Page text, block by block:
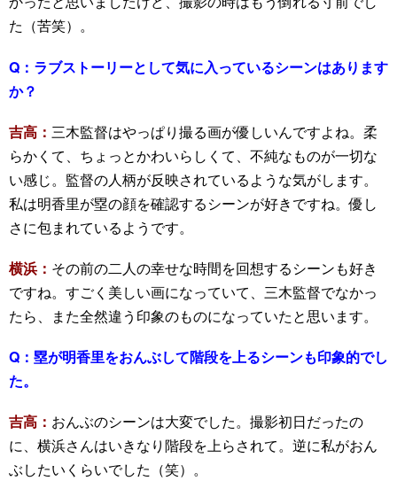
た（苦笑）。
Q： ラブストーリーとして気に入っているシーンはあります
か？
吉高： 三木監督はやっぱり撮る画が優しいんですよね。柔
らかくて、ちょっとかわいらしくて、不純なものが一切な
い感じ。監督の人柄が反映されているような気がします。
私は明香里が塁の顔を確認するシーンが好きですね。優し
さに包まれているようです。
横浜： その前の二人の幸せな時間を回想するシーンも好き
ですね。すごく美しい画になっていて、三木監督でなかっ
たら、また全然違う印象のものになっていたと思います。
Q： 塁が明香里をおんぶして階段を上るシーンも印象的でし
た。
吉高： おんぶのシーンは大変でした。撮影初日だったの
に、横浜さんはいきなり階段を上らされて。逆に私がおん
ぶしたいくらいでした（笑）。